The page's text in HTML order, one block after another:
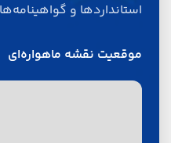
استانداردها و گواهینامه‌ها
موقعیت نقشه ماهواره‌ای